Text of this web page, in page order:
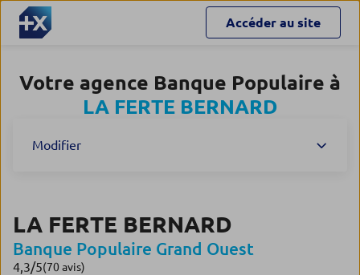
Accéder au site
Votre agence Banque Populaire à
LA FERTE BERNARD
Modifier
LA FERTE BERNARD
Banque Populaire Grand Ouest
4,3/5Note de 4.3 sur 5
(70 avis)